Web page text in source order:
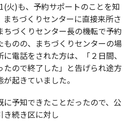
火)も、予約サポートのことを知
まちづくりセンターに直接来所さ
ちづくりセンター長の機転で予約
ものの、まちづくりセンターの場
電話をされた方は、「２日間、
たので終了した」と告げられ途方
起きていました。
に予知できたことだったので、公
き続き区に対し